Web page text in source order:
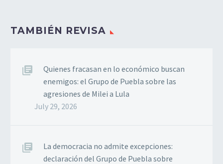
TAMBIÉN REVISA
Quienes fracasan en lo económico buscan
enemigos: el Grupo de Puebla sobre las
agresiones de Milei a Lula
July 29, 2026
La democracia no admite excepciones:
declaración del Grupo de Puebla sobre